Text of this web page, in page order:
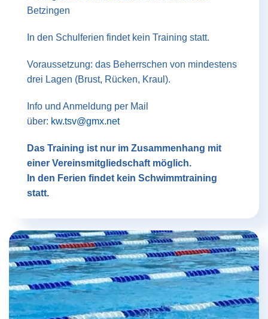
Betzingen
In den Schulferien findet kein Training statt.
Voraussetzung: das Beherrschen von mindestens
drei Lagen (Brust, Rücken, Kraul).
Info und Anmeldung per Mail
über: kw.tsv@gmx.net
Das Training ist nur im Zusammenhang mit
einer Vereinsmitgliedschaft möglich.
In den Ferien findet kein Schwimmtraining
statt.